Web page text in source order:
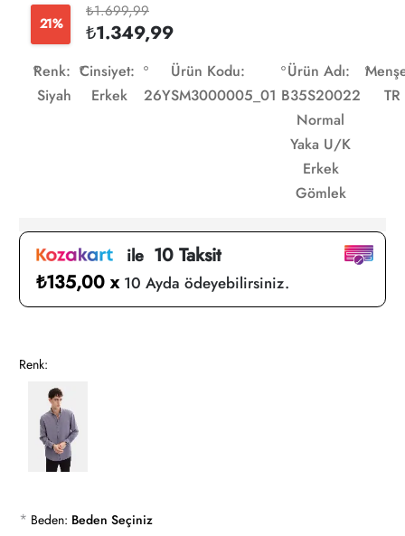
21%
₺1.699,99
₺1.349,99
Renk:
Siyah
Cinsiyet:
Erkek
Ürün Kodu:
26YSM3000005_01
Ürün Adı:
B35S20022
Normal
Yaka U/K
Erkek
Gömlek
TR
ile10 Taksit
₺135,00 x 10 Ayda ödeyebilirsiniz.
Renk:
* Beden: Beden Seçiniz